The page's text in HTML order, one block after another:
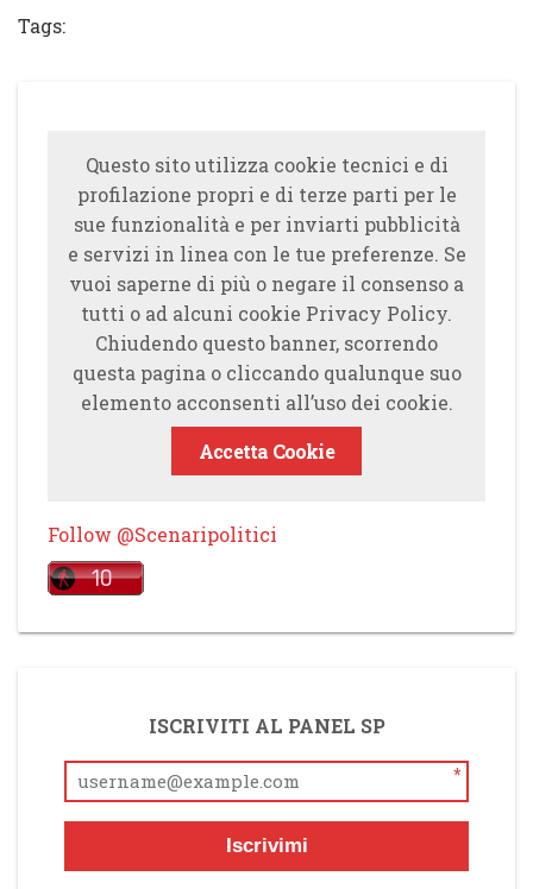
Tags:
Questo sito utilizza cookie tecnici e di
profilazione propri e di terze parti per le
sue funzionalità e per inviarti pubblicità
e servizi in linea con le tue preferenze. Se
vuoi saperne di più o negare il consenso a
tutti o ad alcuni cookie Privacy Policy.
Chiudendo questo banner, scorrendo
questa pagina o cliccando qualunque suo
elemento acconsenti all’uso dei cookie.
Accetta Cookie
Follow @Scenaripolitici
ISCRIVITI AL PANEL SP
*
Iscrivimi